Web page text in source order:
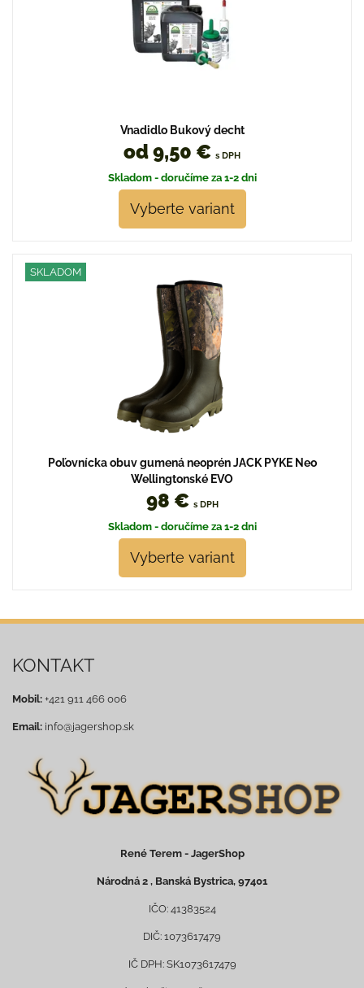
Vnadidlo Bukový decht
od 9,50 € s DPH
Skladom - doručíme za 1-2 dni
Vyberte variant
SKLADOM
Poľovnícka obuv gumená neoprén JACK PYKE Neo
Wellingtonské EVO
98 € s DPH
Skladom - doručíme za 1-2 dni
Vyberte variant
KONTAKT
Mobil: +421 911 466 006
Email: info@jagershop.sk
René Terem - JagerShop
Národná 2 , Banská Bystrica, 97401
IČO: 41383524
DIČ: 1073617479
IČ DPH: SK1073617479